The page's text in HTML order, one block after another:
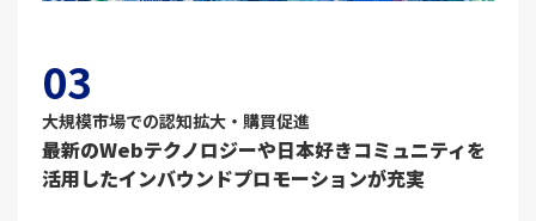
03
大規模市場での認知拡大・購買促進
最新のWebテクノロジーや日本好きコミュニティを
活用したインバウンドプロモーションが充実